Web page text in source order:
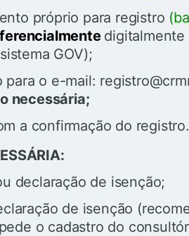
próprio para registro
GOV);
o e-mail:
necessária;
a confirmação do registro.
declaração de isenção;
de isenção
o cadastro do